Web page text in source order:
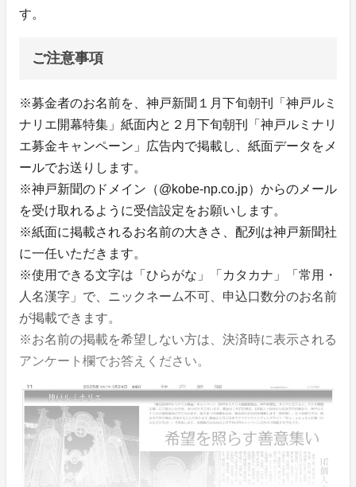
す。
ご注意事項
※募金者のお名前を、神戸新聞１月下旬朝刊「神戸ルミ
ナリエ開幕特集」紙面内と２月下旬朝刊「神戸ルミナリ
エ募金キャンペーン」広告内で掲載し、紙面データをメ
ールでお送りします。
※神戸新聞のドメイン（@kobe-np.co.jp）からのメール
を受け取れるように受信設定をお願いします。
※紙面に掲載されるお名前の大きさ、配列は神戸新聞社
に一任いただきます。
※使用できる文字は「ひらがな」「カタカナ」「常用・
人名漢字」で、ニックネーム不可、申込口数分のお名前
が掲載できます。
※お名前の掲載を希望しない方は、決済時に表示される
アンケート欄でお答えください。